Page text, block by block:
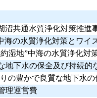
沼共通水質浄化対策推進
海の水質浄化対策とワ
約湿地”中海の水質浄化
地下水の保全及び持続的
の豊かで良質な地下水
理運営費